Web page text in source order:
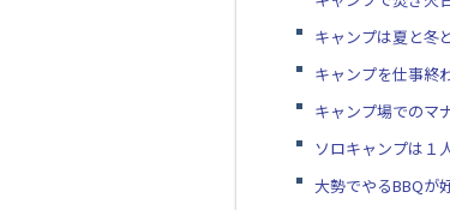
キャンプは夏と冬
キャンプを仕事終
キャンプ場でのマ
ソロキャンプは１
大勢でやるBBQが